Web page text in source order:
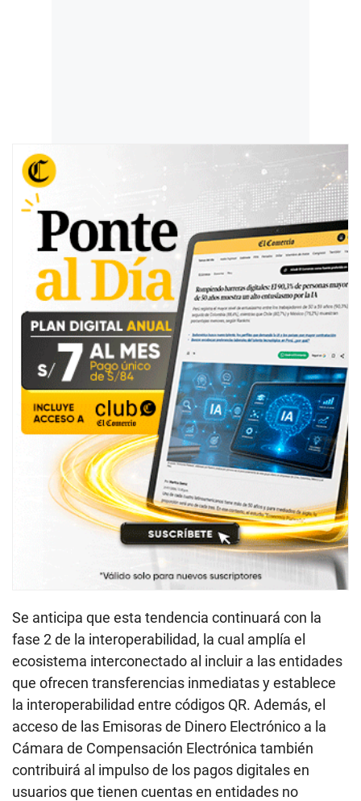
Se anticipa que esta tendencia continuará con la
fase 2 de la interoperabilidad, la cual amplía el
ecosistema interconectado al incluir a las entidades
que ofrecen transferencias inmediatas y establece
la interoperabilidad entre códigos QR. Además, el
acceso de las Emisoras de Dinero Electrónico a la
Cámara de Compensación Electrónica también
contribuirá al impulso de los pagos digitales en
usuarios que tienen cuentas en entidades no